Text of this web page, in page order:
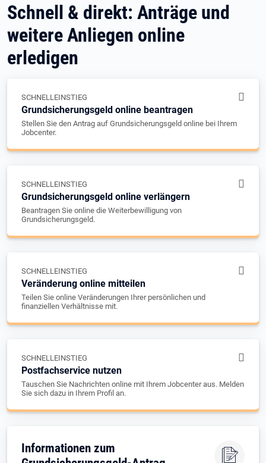
Schnell & direkt: Anträge und
weitere Anliegen online
erledigen
SCHNELLEINSTIEG
Grundsicherungsgeld online beantragen
Stellen Sie den Antrag auf Grundsicherungsgeld online bei Ihrem
Jobcenter.
SCHNELLEINSTIEG
Grundsicherungsgeld online verlängern
Beantragen Sie online die Weiterbewilligung von
Grundsicherungsgeld.
SCHNELLEINSTIEG
Veränderung online mitteilen
Teilen Sie online Veränderungen Ihrer persönlichen und
finanziellen Verhältnisse mit.
SCHNELLEINSTIEG
Postfachservice nutzen
Tauschen Sie Nachrichten online mit Ihrem Jobcenter aus. Melden
Sie sich dazu in Ihrem Profil an.
Informationen zum